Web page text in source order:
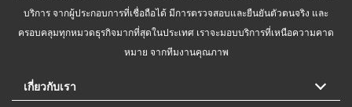
บริการ จากผู้ประกอบการที่เชื่อถือได้ มีการตรวจสอบและยืนยันตัวตนจริง และ
ครอบคลุมทุกหมวดธุรกิจมากที่สุดในประเทศ เราจะมอบบริการที่เหนือความคาด
หมาย จากทีมงานคุณภาพ
เกี่ยวกับเรา